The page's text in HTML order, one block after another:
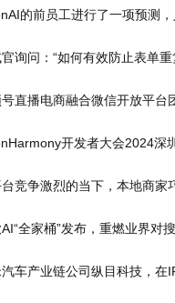
的前员工进行了一项预测
询问：“如何有效防止表单
直播电商融合微信开放平台
开发者大会2024深
竞争激烈的当下，本地商家
全家桶”发布，重燃业界对
车产业链公司纵目科技，在